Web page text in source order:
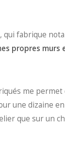
, qui fabrique
propres murs
me permet
une dizaine
que sur un